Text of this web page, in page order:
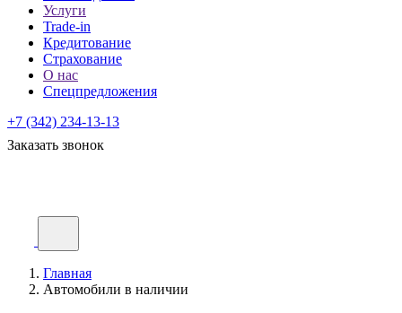
Услуги
Trade-in
Кредитование
Страхование
О нас
Спецпредложения
+7 (342) 234-13-13
Заказать звонок
Главная
Автомобили в наличии